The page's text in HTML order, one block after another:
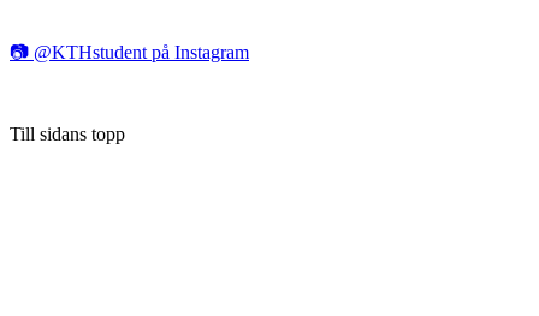
📷 @KTHstudent på Instagram
Till sidans topp